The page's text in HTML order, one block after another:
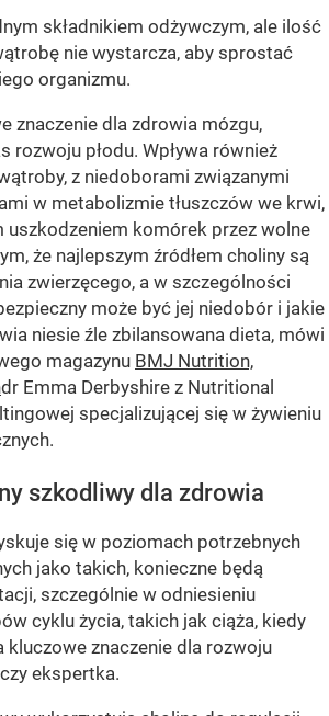
składnikiem odżywczym, ale ilość
nie wystarcza, aby sprostać
organizmu.
znaczenie dla zdrowia mózgu,
rozwoju płodu. Wpływa również
z niedoborami związanymi
w metabolizmie tłuszczów we krwi,
uszkodzeniem komórek przez wolne
że najlepszym źródłem choliny są
zwierzęcego, a w szczególności
może być jej niedobór i jakie
niesie źle zbilansowana dieta, mówi
magazynu BMJ Nutrition,
dr Emma Derbyshire z Nutritional
specjalizującej się w żywieniu
szkodliwy dla zdrowia
się w poziomach potrzebnych
jako takich, konieczne będą
szczególnie w odniesieniu
cyklu życia, takich jak ciąża, kiedy
kluczowe znaczenie dla rozwoju
ekspertka.